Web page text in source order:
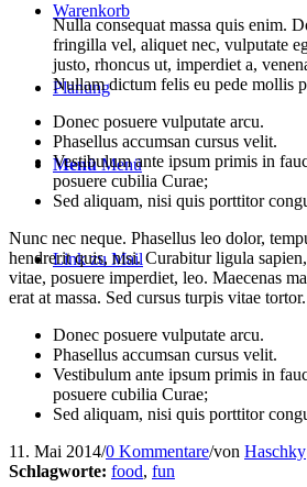
Warenkorb
Planung
Menü Menü
Link zu Mail
Nulla consequat massa quis enim.
fringilla vel, aliquet nec, vulputate
justo, rhoncus ut, imperdiet a,
Nullam dictum felis eu pede mollis
Donec posuere vulputate arcu.
Phasellus accumsan cursus velit.
Vestibulum ante ipsum primis in
posuere cubilia Curae;
Sed aliquam, nisi quis porttitor
Nunc nec neque. Phasellus leo dolor,
hendrerit quis, nisi. Curabitur ligula
vitae, posuere imperdiet, leo. Maecenas
erat at massa. Sed cursus turpis vitae tortor.
Donec posuere vulputate arcu.
Phasellus accumsan cursus velit.
Vestibulum ante ipsum primis in
posuere cubilia Curae;
Sed aliquam, nisi quis porttitor
11. Mai 2014/0 Kommentare/von Haschky
Schlagworte: food, fun